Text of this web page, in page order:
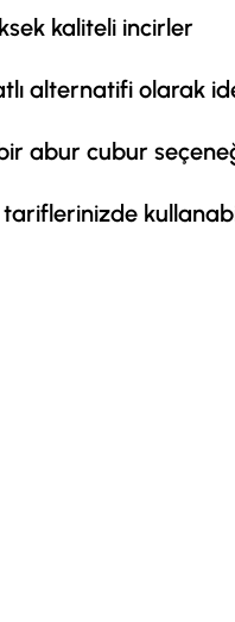
kaliteli incirler
alternatifi olarak
abur cubur